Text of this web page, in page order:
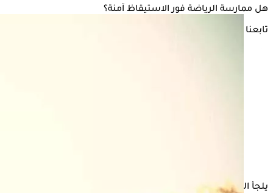
هل ممارسة الرياضة فور الاستيقاظ آمنة؟
تابعنا على
يلجأ العديد من الأشخاص إلى